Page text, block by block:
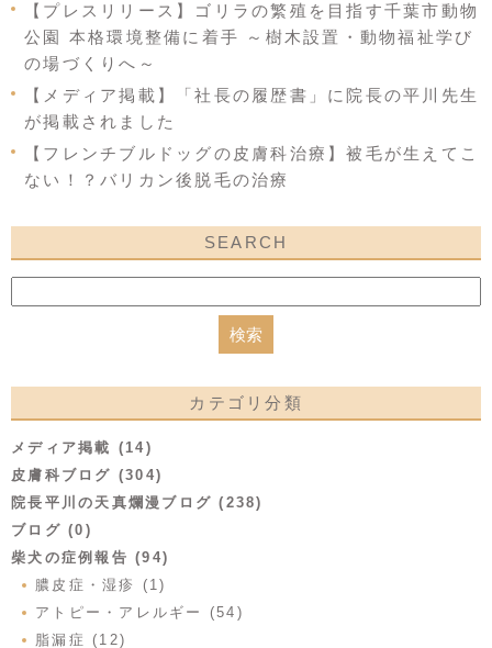
【プレスリリース】ゴリラの繁殖を目指す千葉市動物
公園 本格環境整備に着手 ～樹木設置・動物福祉学び
の場づくりへ～
【メディア掲載】「社長の履歴書」に院長の平川先生
が掲載されました
【フレンチブルドッグの皮膚科治療】被毛が生えてこ
ない！？バリカン後脱毛の治療
SEARCH
カテゴリ分類
メディア掲載 (14)
皮膚科ブログ (304)
院長平川の天真爛漫ブログ (238)
ブログ (0)
柴犬の症例報告 (94)
膿皮症・湿疹 (1)
アトピー・アレルギー (54)
脂漏症 (12)